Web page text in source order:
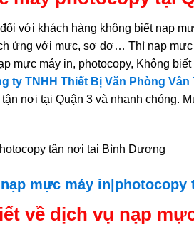
đối với khách hàng không biết nạp
ứng với mực, sợ dơ… Thì nạp mực
mực máy in, photocopy, Không
ty TNHH Thiết Bị Văn Phòng Vân
nơi tại Quận 3 và nhanh chóng.
mực máy in|photocopy
về dịch vụ nạp